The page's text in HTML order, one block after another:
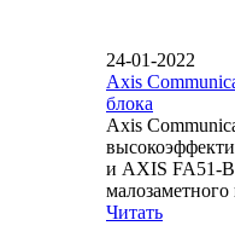
24-01-2022
Axis
блока
Axis
и AXIS FA51-
Читать